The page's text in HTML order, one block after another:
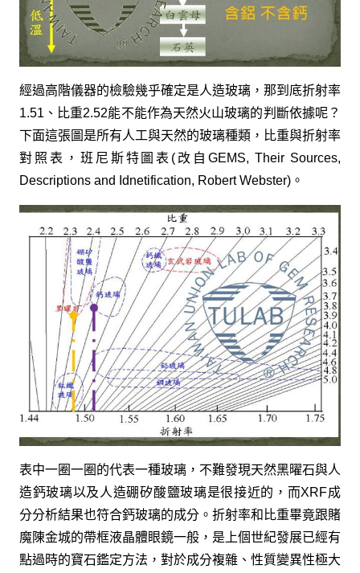
經過高階儀器的檢驗幾乎確定是人造玻璃，那到底折射率
1.51、比重2.52能不能作為天然火山玻璃的判斷依據呢？
下面這張圖是所有人工與天然的玻璃種類，比重與折射率
對照表，班尼斯特圖表(改自GEMS, Their Sources,
Descriptions and Idnetification, Robert Webster)。
表中一圈一圈的代表一種玻璃，不難發現天然黑曜石與人
造鈣玻璃以及人造硼矽酸鹽玻璃是很接近的，而XRF成
分分析結果也符合鈣玻璃的成分。折射率和比重畢竟跟賭
魔陳金城的帶框液晶體眼鏡一般，是上個世紀發展已經有
點過時的寶石鑑定方法，對於成分複雜、性質變異性極大